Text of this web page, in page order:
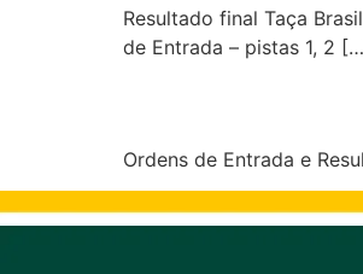
Resultado final Taça
de Entrada – pistas 1, 2
Ordens de Entrada e